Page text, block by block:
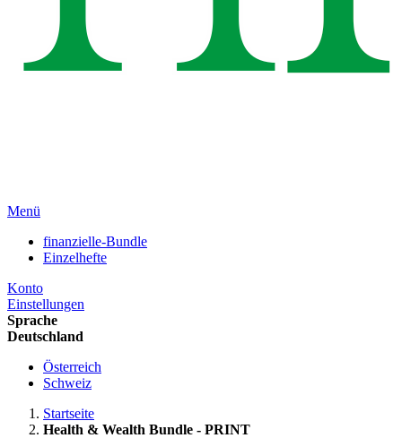
Menü
finanzielle-Bundle
Einzelhefte
Konto
Einstellungen
Sprache
Deutschland
Österreich
Schweiz
Startseite
Health & Wealth Bundle - PRINT